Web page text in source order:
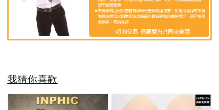
我猜你喜歡